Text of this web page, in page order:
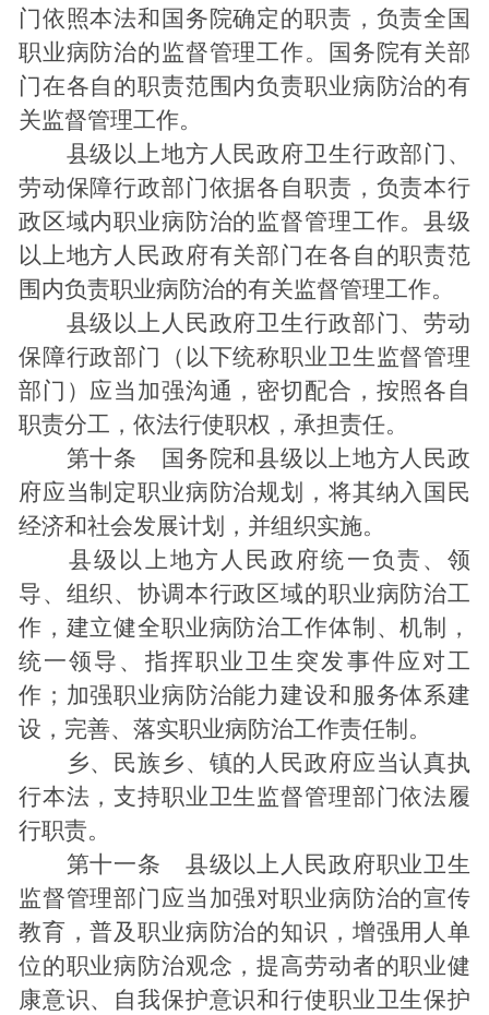
门依照本法和国务院确定的职责，负责全国
职业病防治的监督管理工作。国务院有关部
门在各自的职责范围内负责职业病防治的有
关监督管理工作。
县级以上地方人民政府卫生行政部门、
劳动保障行政部门依据各自职责，负责本行
政区域内职业病防治的监督管理工作。县级
以上地方人民政府有关部门在各自的职责范
围内负责职业病防治的有关监督管理工作。
县级以上人民政府卫生行政部门、劳动
保障行政部门（以下统称职业卫生监督管理
部门）应当加强沟通，密切配合，按照各自
职责分工，依法行使职权，承担责任。
第十条 国务院和县级以上地方人民政
府应当制定职业病防治规划，将其纳入国民
经济和社会发展计划，并组织实施。
县级以上地方人民政府统一负责、领
导、组织、协调本行政区域的职业病防治工
作，建立健全职业病防治工作体制、机制，
统一领导、指挥职业卫生突发事件应对工
作；加强职业病防治能力建设和服务体系建
设，完善、落实职业病防治工作责任制。
乡、民族乡、镇的人民政府应当认真执
行本法，支持职业卫生监督管理部门依法履
行职责。
第十一条 县级以上人民政府职业卫生
监督管理部门应当加强对职业病防治的宣传
教育，普及职业病防治的知识，增强用人单
位的职业病防治观念，提高劳动者的职业健
康意识、自我保护意识和行使职业卫生保护